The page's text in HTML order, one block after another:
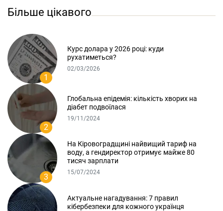
Більше цікавого
1
Курс долара у 2026 році: куди
рухатиметься?
02/03/2026
2
Глобальна епідемія: кількість хворих на
діабет подвоїлася
19/11/2024
3
На Кіровоградщині найвищий тариф на
воду, а гендиректор отримує майже 80
тисяч зарплати
15/07/2024
Актуальне нагадування: 7 правил
кібербезпеки для кожного українця